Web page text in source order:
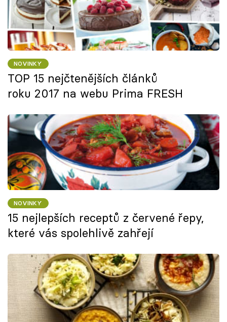
NOVINKY
TOP 15 nejčtenějších článků
roku 2017 na webu Prima FRESH
NOVINKY
15 nejlepších receptů z červené řepy,
které vás spolehlivě zahřejí